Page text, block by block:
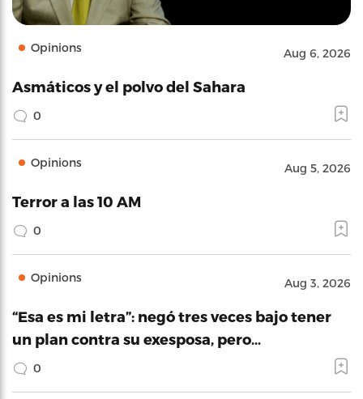
Opinions Aug 6, 2026
Asmáticos y el polvo del Sahara
0
Opinions Aug 5, 2026
Terror a las 10 AM
0
Opinions Aug 3, 2026
“Esa es mi letra”: negó tres veces bajo tener
un plan contra su exesposa, pero…
0